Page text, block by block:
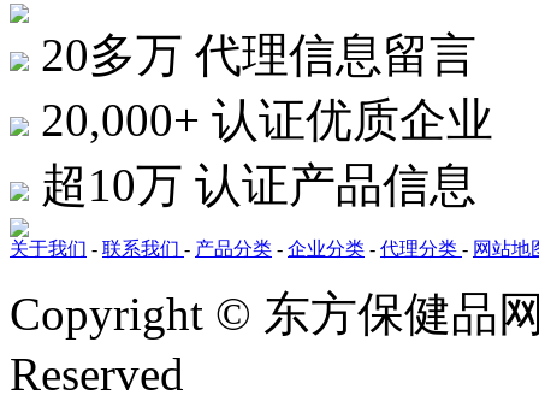
20多万 代理信息留言
20,000+ 认证优质企业
超10万 认证产品信息
关于我们 - 联系我们 - 产品分类 - 企业分类 - 代理分类 - 网站地
Copyright © 东方保健品
Reserved